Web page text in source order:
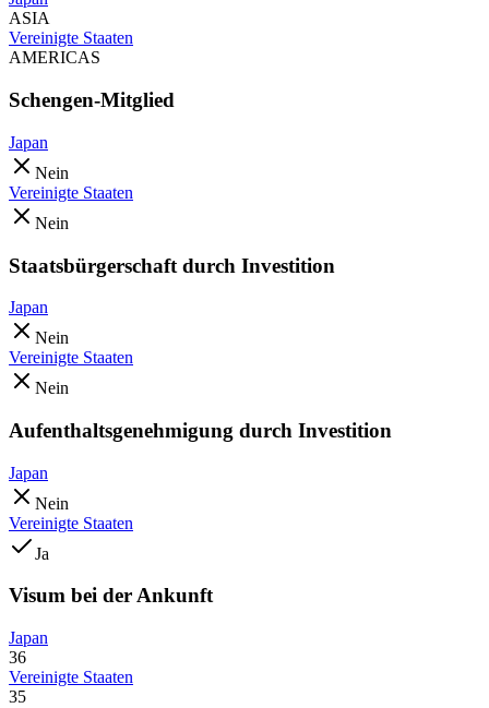
ASIA
Vereinigte Staaten
AMERICAS
Schengen-Mitglied
Japan
Nein
Vereinigte Staaten
Nein
Staatsbürgerschaft durch Investition
Japan
Nein
Vereinigte Staaten
Nein
Aufenthaltsgenehmigung durch Investition
Japan
Nein
Vereinigte Staaten
Ja
Visum bei der Ankunft
Japan
36
Vereinigte Staaten
35